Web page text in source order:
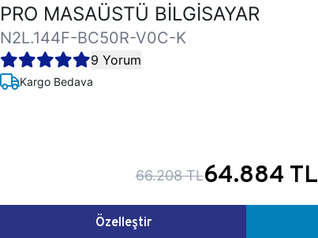
PRO MASAÜSTÜ BİLGİSAYAR
N2L.144F-BC50R-V0C-K
9 Yorum
Kargo Bedava
66.208 TL64.884 TL
Özelleştir